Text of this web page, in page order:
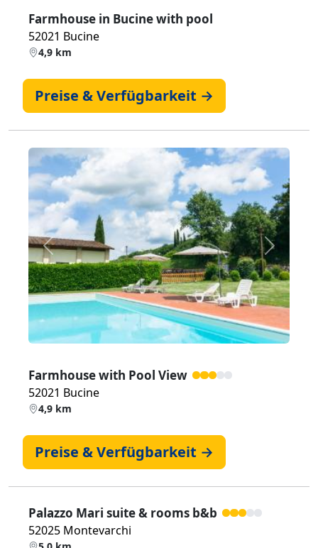
Farmhouse in Bucine with pool
52021 Bucine
4,9 km
Preise & Verfügbarkeit →
Zurück Weiter
Farmhouse with Pool View
52021 Bucine
4,9 km
Preise & Verfügbarkeit →
Palazzo Mari suite & rooms b&b
52025 Montevarchi